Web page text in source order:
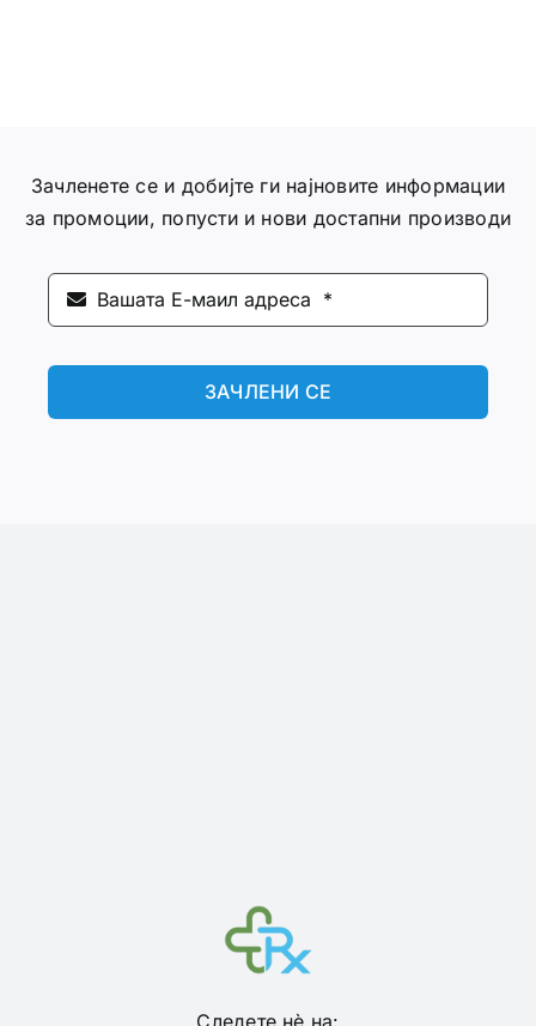
Зачленете се и добијте ги најновите информации
за промоции, попусти и нови достапни производи
ЗАЧЛЕНИ СЕ